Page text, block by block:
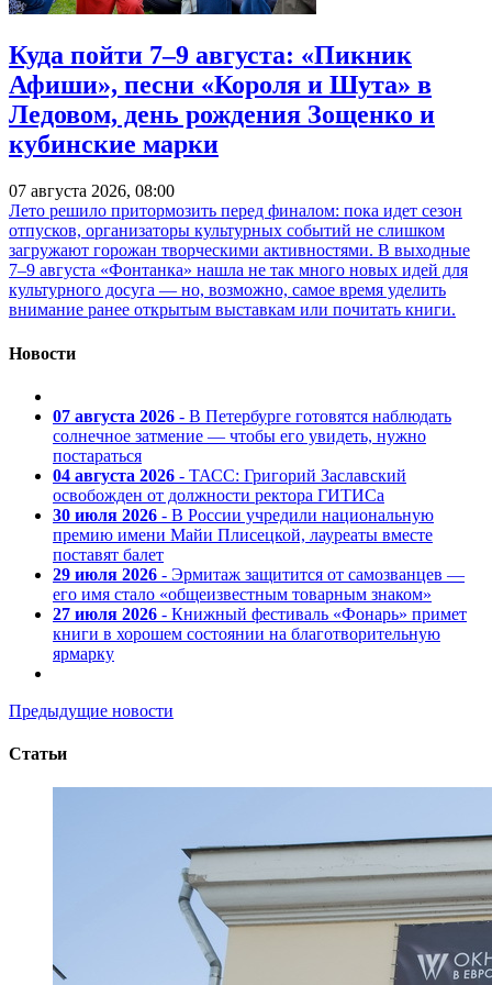
Куда пойти 7–9 августа: «Пикник
Афиши», песни «Короля и Шута» в
Ледовом, день рождения Зощенко и
кубинские марки
07 августа 2026, 08:00
Лето решило притормозить перед финалом: пока идет сезон
отпусков, организаторы культурных событий не слишком
загружают горожан творческими активностями. В выходные
7–9 августа «Фонтанка» нашла не так много новых идей для
культурного досуга — но, возможно, самое время уделить
внимание ранее открытым выставкам или почитать книги.
Новости
07 августа 2026 - В Петербурге готовятся наблюдать
солнечное затмение — чтобы его увидеть, нужно
постараться
04 августа 2026 - ТАСС: Григорий Заславский
освобожден от должности ректора ГИТИСа
30 июля 2026 - В России учредили национальную
премию имени Майи Плисецкой, лауреаты вместе
поставят балет
29 июля 2026 - Эрмитаж защитится от самозванцев —
его имя стало «общеизвестным товарным знаком»
27 июля 2026 - Книжный фестиваль «Фонарь» примет
книги в хорошем состоянии на благотворительную
ярмарку
Предыдущие новости
Статьи